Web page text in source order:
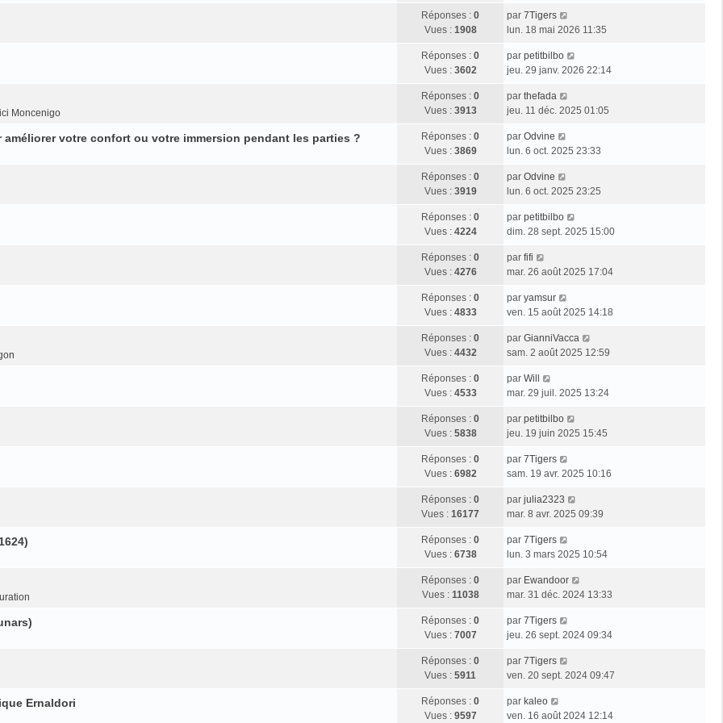
Réponses : 0
Vues : 1908
par 7Tigers
lun. 18 mai 2026 11:35
Réponses : 0
Vues : 3602
par petitbilbo
jeu. 29 janv. 2026 22:14
Moncenigo
Réponses : 0
Vues : 3913
par thefada
jeu. 11 déc. 2025 01:05
votre confort ou votre immersion pendant les parties ? Réponses : 0
Vues : 3869
par Odvine
lun. 6 oct. 2025 23:33
Réponses : 0
Vues : 3919
par Odvine
lun. 6 oct. 2025 23:25
Réponses : 0
Vues : 4224
par petitbilbo
dim. 28 sept. 2025 15:00
Réponses : 0
Vues : 4276
par fifi
mar. 26 août 2025 17:04
Réponses : 0
Vues : 4833
par yamsur
ven. 15 août 2025 14:18
Réponses : 0
Vues : 4432
par GianniVacca
sam. 2 août 2025 12:59
Réponses : 0
Vues : 4533
par Will
mar. 29 juil. 2025 13:24
Réponses : 0
Vues : 5838
par petitbilbo
jeu. 19 juin 2025 15:45
Réponses : 0
Vues : 6982
par 7Tigers
sam. 19 avr. 2025 10:16
Réponses : 0
Vues : 16177
par julia2323
mar. 8 avr. 2025 09:39
Réponses : 0
Vues : 6738
par 7Tigers
lun. 3 mars 2025 10:54
Réponses : 0
Vues : 11038
par Ewandoor
mar. 31 déc. 2024 13:33
Réponses : 0
Vues : 7007
par 7Tigers
jeu. 26 sept. 2024 09:34
Réponses : 0
Vues : 5911
par 7Tigers
ven. 20 sept. 2024 09:47
Ernaldori Réponses : 0
Vues : 9597
par kaleo
ven. 16 août 2024 12:14